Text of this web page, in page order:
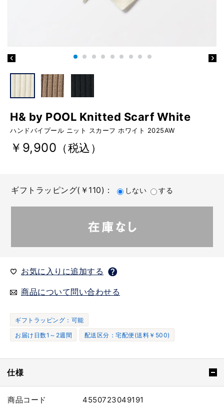
H& by POOL Knitted Scarf White
ハンドバイプール ニット スカーフ ホワイト 2025AW
￥9,900 （税込）
ギフトラッピング(￥110)： しない する
お気に入りに追加する
商品について問い合わせる
ギフトラッピング：可能
お届け日数1～2週間
配送区分：宅配便(送料￥500)
仕様
商品コード
4550723049191